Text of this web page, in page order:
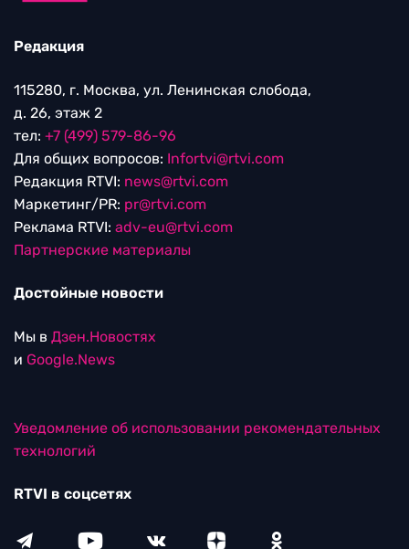
Редакция
115280, г. Москва, ул. Ленинская слобода,
д. 26, этаж 2
тел: +7 (499) 579-86-96
Для общих вопросов: Infortvi@rtvi.com
Редакция RTVI: news@rtvi.com
Маркетинг/PR: pr@rtvi.com
Реклама RTVI: adv-eu@rtvi.com
Партнерские материалы
Достойные новости
Мы в Дзен.Новостях
и Google.News
Уведомление об использовании рекомендательных
технологий
RTVI в соцсетях